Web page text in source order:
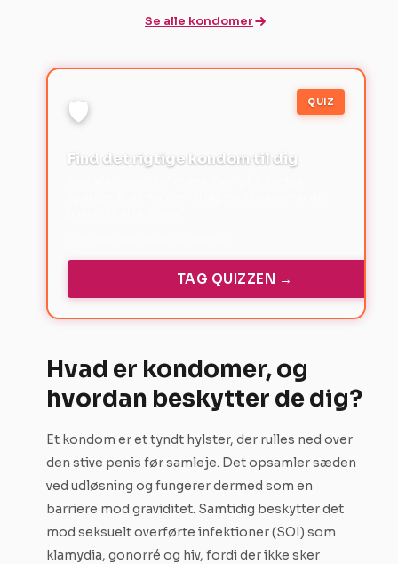
Se alle kondomer
🛡️ QUIZ
Find det rigtige kondom til dig
TAG QUIZZEN →
Hvad er kondomer, og
hvordan beskytter de dig?
Et kondom er et tyndt hylster, der rulles ned over
den stive penis før samleje. Det opsamler sæden
ved udløsning og fungerer dermed som en
barriere mod graviditet. Samtidig beskytter det
mod seksuelt overførte infektioner (SOI) som
klamydia, gonorré og hiv, fordi der ikke sker